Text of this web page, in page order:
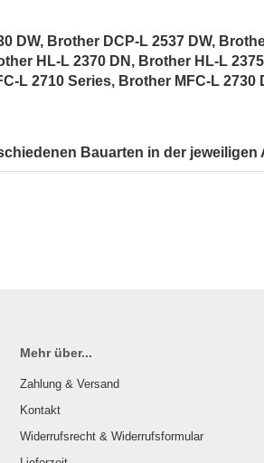
DW, Brother DCP-L 2537 DW,
HL-L 2370 DN, Brother HL-L
L 2710 Series, Brother MFC-L
Bauarten in der
Mehr über...
Zahlung & Versand
Kontakt
Widerrufsrecht & Widerrufsformular